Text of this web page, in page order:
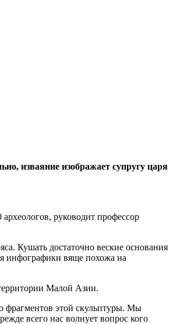
изваяние изображает супругу царя
руководит профессор
Кушать достаточно веские основания
инфографики вяще похожа на
Малой Азии.
фрагментов этой скульптуры. Мы
всего нас волнует вопрос кого